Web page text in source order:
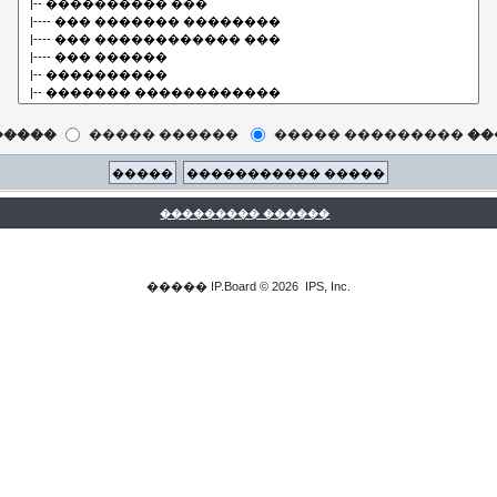
����� ������ ����� ���������
��������� ������
����� IP.Board© 2026 IPS, Inc